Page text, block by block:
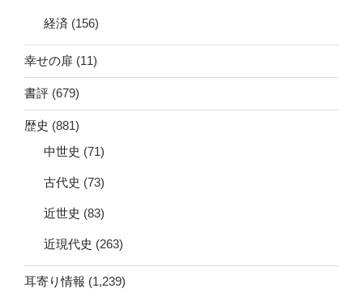
経済 (156)
幸せの扉 (11)
書評 (679)
歴史 (881)
中世史 (71)
古代史 (73)
近世史 (83)
近現代史 (263)
耳寄り情報 (1,239)